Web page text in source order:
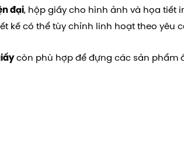
đại, hộp giấy cho hình ảnh và họa tiết
kế có thể tùy chỉnh linh hoạt theo yêu
còn phù hợp để đựng các sản phẩm